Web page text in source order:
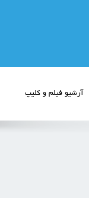
آرشیو فیلم و کلیپ